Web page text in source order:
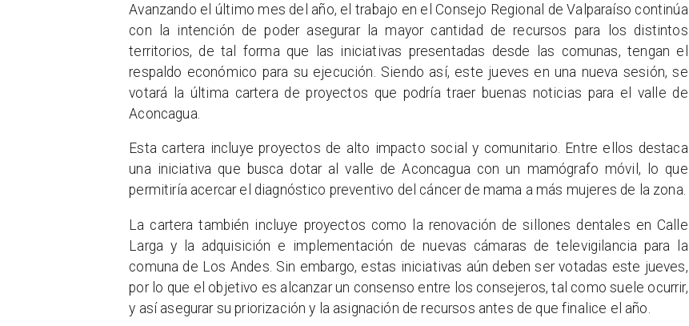
Avanzando el último mes del año, el trabajo en el Consejo Regional de Valparaíso continúa
con la intención de poder asegurar la mayor cantidad de recursos para los distintos
territorios, de tal forma que las iniciativas presentadas desde las comunas, tengan el
respaldo económico para su ejecución. Siendo así, este jueves en una nueva sesión, se
votará la última cartera de proyectos que podría traer buenas noticias para el valle de
Aconcagua.
Esta cartera incluye proyectos de alto impacto social y comunitario. Entre ellos destaca
una iniciativa que busca dotar al valle de Aconcagua con un mamógrafo móvil, lo que
permitiría acercar el diagnóstico preventivo del cáncer de mama a más mujeres de la zona.
La cartera también incluye proyectos como la renovación de sillones dentales en Calle
Larga y la adquisición e implementación de nuevas cámaras de televigilancia para la
comuna de Los Andes. Sin embargo, estas iniciativas aún deben ser votadas este jueves,
por lo que el objetivo es alcanzar un consenso entre los consejeros, tal como suele ocurrir,
y así asegurar su priorización y la asignación de recursos antes de que finalice el año.